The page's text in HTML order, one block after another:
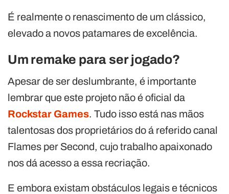
É realmente o renascimento de um clássico,
elevado a novos patamares de excelência.
Um remake para ser jogado?
Apesar de ser deslumbrante, é importante
lembrar que este projeto não é oficial da
Rockstar Games. Tudo isso está nas mãos
talentosas dos proprietários do á referido canal
Flames per Second, cujo trabalho apaixonado
nos dá acesso a essa recriação.
E embora existam obstáculos legais e técnicos